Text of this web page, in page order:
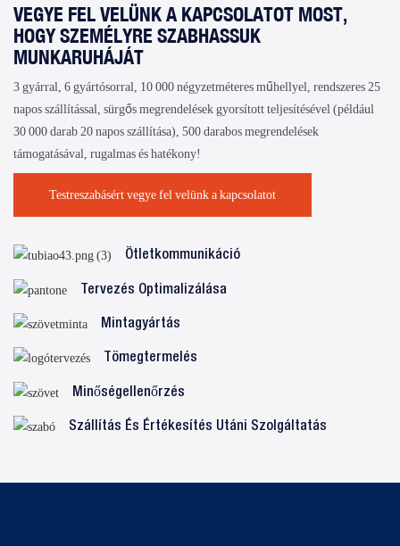
VEGYE FEL VELÜNK A KAPCSOLATOT MOST,
HOGY SZEMÉLYRE SZABHASSUK
MUNKARUHÁJÁT
3 gyárral, 6 gyártósorral, 10 000 négyzetméteres műhellyel, rendszeres 25
napos szállítással, sürgős megrendelések gyorsított teljesítésével (például
30 000 darab 20 napos szállítása), 500 darabos megrendelések
támogatásával, rugalmas és hatékony!
Testreszabásért vegye fel velünk a kapcsolatot
Ötletkommunikáció
Tervezés Optimalizálása
Mintagyártás
Tömegtermelés
Minőségellenőrzés
Szállítás És Értékesítés Utáni Szolgáltatás